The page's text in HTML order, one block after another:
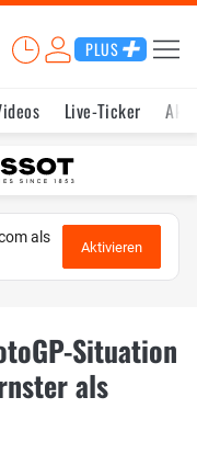
PLUS
Live-Ticker
als
Aktivieren
Situation
als